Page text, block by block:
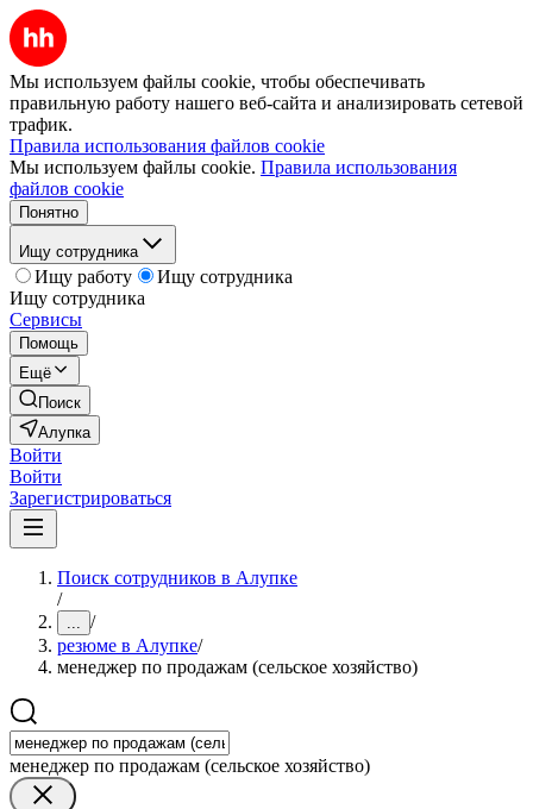
Мы используем файлы cookie, чтобы обеспечивать
правильную работу нашего веб-сайта и анализировать сетевой
трафик.
Правила использования файлов cookie
Мы используем файлы cookie. Правила использования
файлов cookie
Понятно
Ищу сотрудника
Ищу работу
Ищу сотрудника
Ищу сотрудника
Сервисы
Помощь
Ещё
Поиск
Алупка
Войти
Войти
Зарегистрироваться
Поиск сотрудников в Алупке
/
... /
резюме в Алупке/
менеджер по продажам (сельское хозяйство)
менеджер по продажам (сельское хозяйство)